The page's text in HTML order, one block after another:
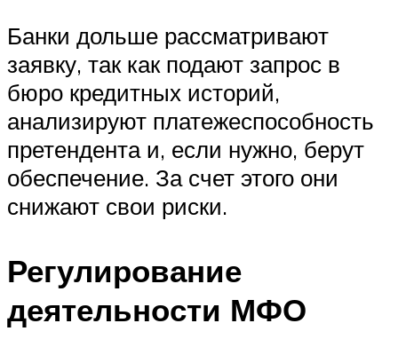
Банки дольше рассматривают
заявку, так как подают запрос в
бюро кредитных историй,
анализируют платежеспособность
претендента и, если нужно, берут
обеспечение. За счет этого они
снижают свои риски.
Регулирование
деятельности МФО